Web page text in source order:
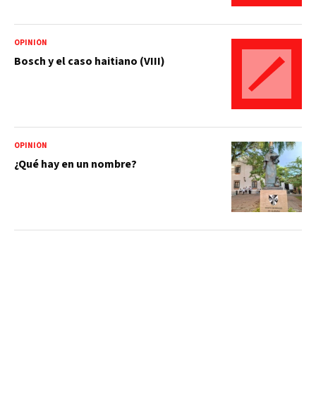
OPINIÓN
Bosch y el caso haitiano (VIII)
OPINIÓN
¿Qué hay en un nombre?